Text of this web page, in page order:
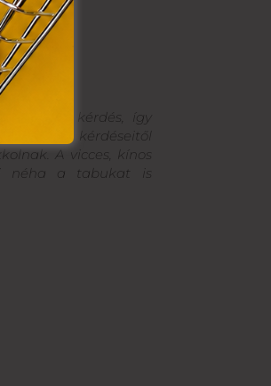
kínos kérdés, így
A kérdéseitől
A vicces, kínos
néha a tabukat is